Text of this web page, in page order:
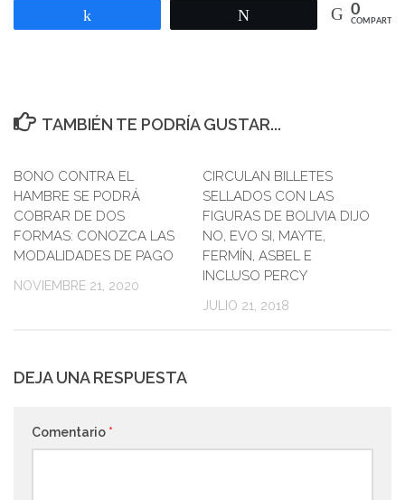
0
COMPARTIR
TAMBIÉN TE PODRÍA GUSTAR...
BONO CONTRA EL
HAMBRE SE PODRÁ
COBRAR DE DOS
FORMAS: CONOZCA LAS
MODALIDADES DE PAGO
NOVIEMBRE 21, 2020
CIRCULAN BILLETES
SELLADOS CON LAS
FIGURAS DE BOLIVIA DIJO
NO, EVO SI, MAYTE,
FERMÍN, ASBEL E
INCLUSO PERCY
JULIO 21, 2018
DEJA UNA RESPUESTA
Comentario *